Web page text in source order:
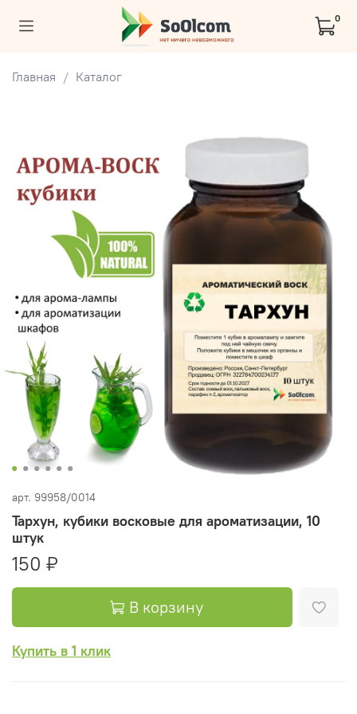
0
Главная Каталог
арт. 99958/0014
Тархун, кубики восковые для ароматизации, 10
штук
150 ₽
В корзину
Купить в 1 клик